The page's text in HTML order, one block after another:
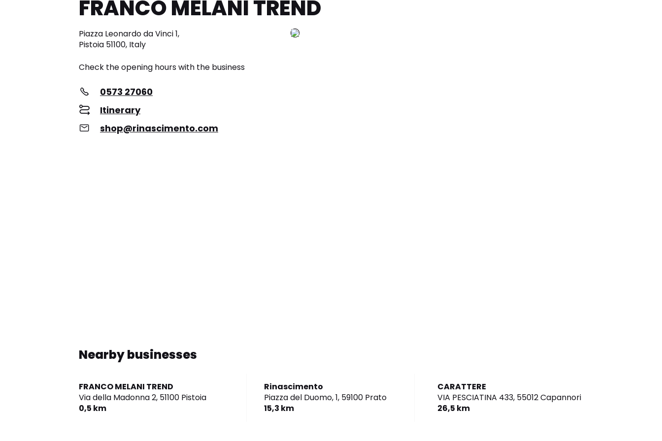
FRANCO MELANI TREND
Piazza Leonardo da Vinci 1,
Pistoia 51100, Italy
Check the opening hours with the business
0573 27060
Itinerary
shop@rinascimento.com
Nearby businesses
FRANCO MELANI TREND
Via della Madonna 2, 51100 Pistoia
0,5 km
Rinascimento
Piazza del Duomo, 1, 59100 Prato
15,3 km
CARATTERE
VIA PESCIATINA 433, 55012 Capannori
26,5 km